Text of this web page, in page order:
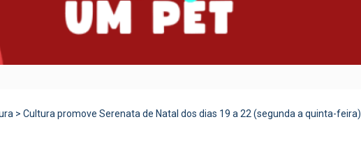
> Cultura promove Serenata de Natal dos dias 19 a 22 (segunda a quinta-feira)